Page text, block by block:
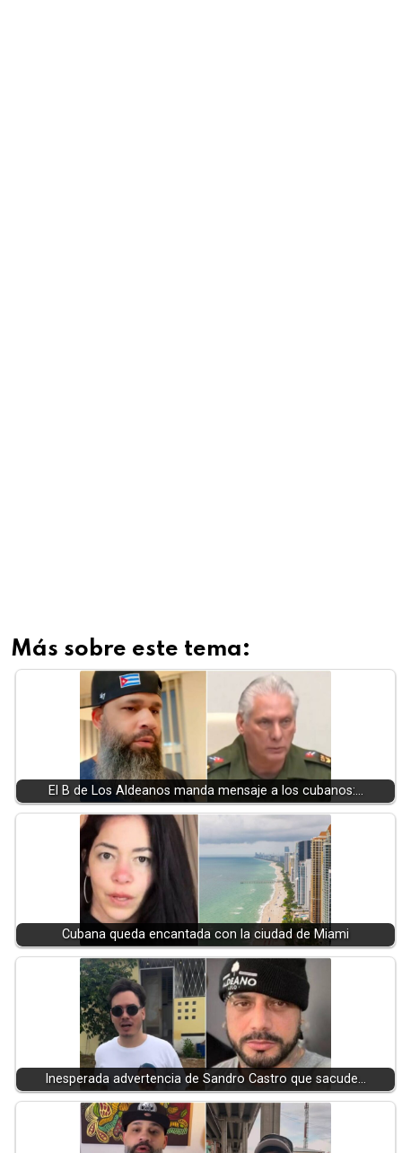
Más sobre este tema:
El B de Los Aldeanos manda mensaje a los cubanos:…
Cubana queda encantada con la ciudad de Miami
Inesperada advertencia de Sandro Castro que sacude…